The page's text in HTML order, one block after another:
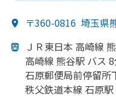
〒360-0816 埼玉県
ＪＲ東日本 高崎線
高崎線 熊谷駅 バス
石原郵便局前停留所
秩父鉄道本線 石原